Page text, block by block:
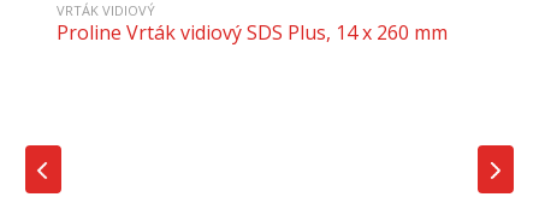
VRTÁK VIDIOVÝ
Proline Vrták vidiový SDS Plus, 14 x 260 mm